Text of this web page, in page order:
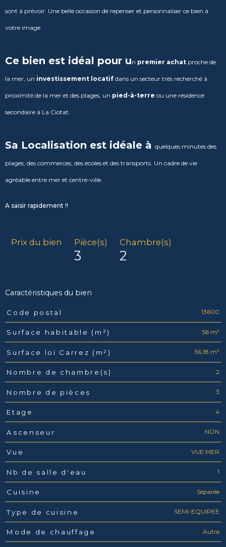
sont à prévoir. Une belle occasion de repenser et personnaliser ce bien à
votre image.
Ce bien est idéal pour un premier achat proche de
la mer, un investissement locatif dans un secteur très recherché à
proximité de la mer et des plages, un pied-à-terre ou une résidence
secondaire à La Ciotat.
Sa Localisation est idéale à quelques minutes des
plages, des commerces, des écoles et des transports. Un cadre de vie
agréable entre mer et centre-ville.
A saisir rapidement !!
Prix du bien Pièce(s)
3
Chambre(s)
2
Caractéristiques du bien
Caractéristiques Valeurs
Code postal 13600
Surface habitable (m²) 56 m²
Surface loi Carrez (m²) 56,18 m²
Nombre de chambre(s) 2
Nombre de pièces 3
Etage 4
Ascenseur NON
Vue VUE MER
Nb de salle d'eau 1
Cuisine Séparée
Type de cuisine SEMI-EQUIPEE
Mode de chauffage Autre